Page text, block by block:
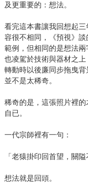
及更重要的：想法。
看完這本書讓我回想起
容很不相同，《預視》
範例，但相同的是想法
也凌駕於技術與器材之
轉動時以後廉同步拖曳
並不是太稀奇。
稀奇的是，這張照片裡
自已。
一代宗師裡有一句：
「老猿掛印回首望，關
想法就是回頭。